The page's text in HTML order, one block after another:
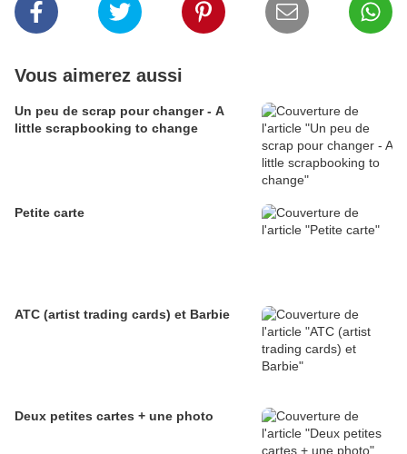
Vous aimerez aussi
Un peu de scrap pour changer - A
little scrapbooking to change
Petite carte
ATC (artist trading cards) et Barbie
Deux petites cartes + une photo